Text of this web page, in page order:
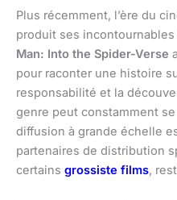
Plus récemment, l’ère du
produit ses incontournables
Man: Into the Spider-Verse
pour raconter une histoire
responsabilité et la
genre peut constamment
diffusion à grande échelle
partenaires de distribution
certains grossiste films,